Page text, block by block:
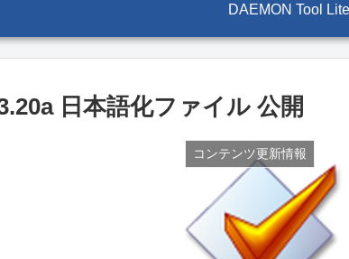
DAEMON Tool Lite
日本語化ファイル 公開
コンテンツ更新情報